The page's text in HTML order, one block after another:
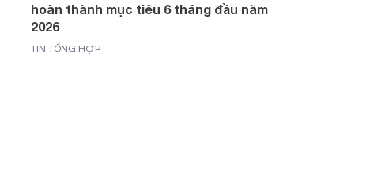
hoàn thành mục tiêu 6 tháng đầu năm
2026
TIN TỔNG HỢP